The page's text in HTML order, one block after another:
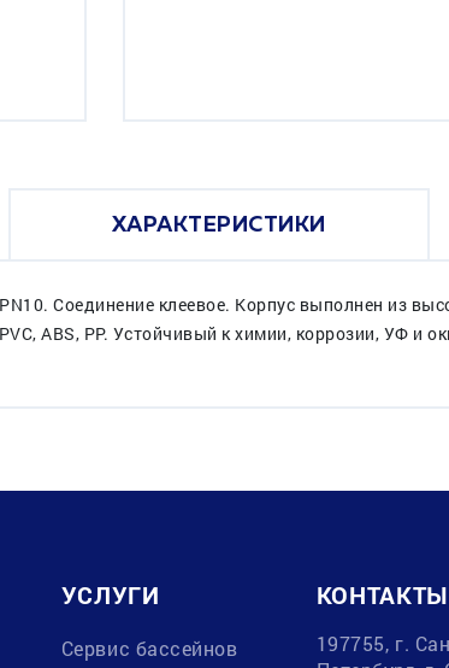
ХАРАКТЕРИСТИКИ
Соединение клеевое. Корпус выполнен из
ABS, PP. Устойчивый к химии, коррозии, УФ и
УСЛУГИ
Сервис бассейнов
КОНТАКТЫ
197755, г.